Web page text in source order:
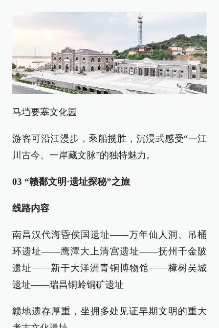
马垱要塞文化园
游客可沿江漫步，乘船揽胜，沉浸式感受“一江
川古今、一岸藏文脉”的独特魅力。
03 “赣鄱文明·遗址探秘”之旅
线路内容
南昌汉代海昏侯国遗址——万年仙人洞、吊桶
环遗址——鹰潭大上清宫遗址——抚州千金陂
遗址——新干大洋洲青铜博物馆——樟树吴城
遗址——瑞昌铜岭铜矿遗址
赣地遗存厚重，坐拥多处见证早期文明的重大